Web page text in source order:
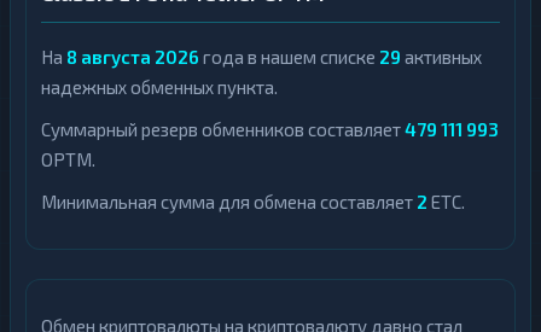
На 8 августа 2026 года в нашем списке 29 активных
надежных обменных пункта.
Суммарный резерв обменников составляет479 111 993
OPTM.
Минимальная сумма для обмена составляет 2 ETC.
Обмен криптовалюты на криптовалюту давно стал